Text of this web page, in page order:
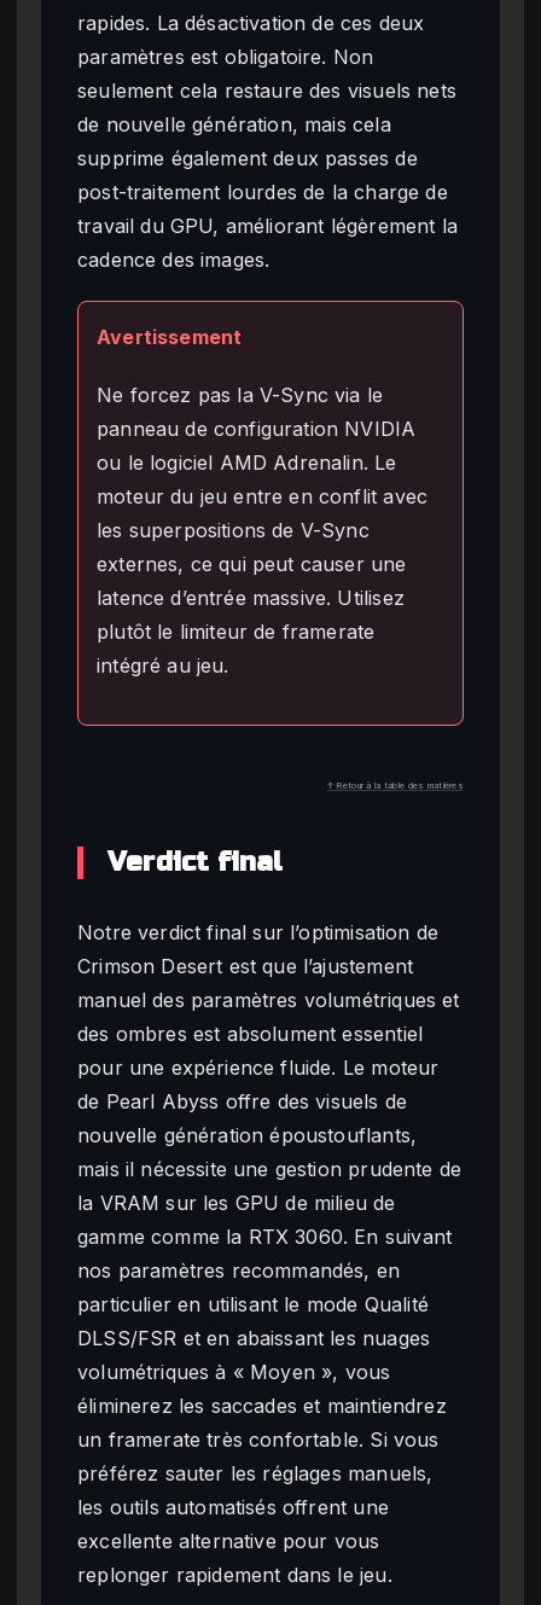
rapides. La désactivation de ces deux
paramètres est obligatoire. Non
seulement cela restaure des visuels nets
de nouvelle génération, mais cela
supprime également deux passes de
post-traitement lourdes de la charge de
travail du GPU, améliorant légèrement la
cadence des images.
Avertissement
Ne forcez pas la V-Sync via le
panneau de configuration NVIDIA
ou le logiciel AMD Adrenalin. Le
moteur du jeu entre en conflit avec
les superpositions de V-Sync
externes, ce qui peut causer une
latence d’entrée massive. Utilisez
plutôt le limiteur de framerate
intégré au jeu.
↑ Retour à la table des matières
Verdict final
Notre verdict final sur l’optimisation de
Crimson Desert est que l’ajustement
manuel des paramètres volumétriques et
des ombres est absolument essentiel
pour une expérience fluide. Le moteur
de Pearl Abyss offre des visuels de
nouvelle génération époustouflants,
mais il nécessite une gestion prudente de
la VRAM sur les GPU de milieu de
gamme comme la RTX 3060. En suivant
nos paramètres recommandés, en
particulier en utilisant le mode Qualité
DLSS/FSR et en abaissant les nuages
volumétriques à « Moyen », vous
éliminerez les saccades et maintiendrez
un framerate très confortable. Si vous
préférez sauter les réglages manuels,
les outils automatisés offrent une
excellente alternative pour vous
replonger rapidement dans le jeu.